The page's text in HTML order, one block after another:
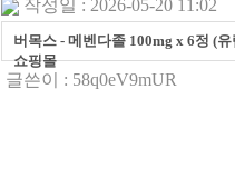
작성일 : 2026-05-20 11:02
버목스 - 메벤다졸 100mg x 6정 (
쇼핑몰
글쓴이 : 58q0eV9mUR